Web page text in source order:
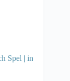
Spel | in